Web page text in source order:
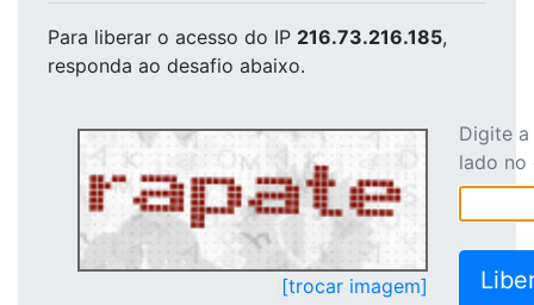
Para liberar o acesso do IP 216.73.216.185,
responda ao desafio abaixo.
[trocar imagem]
Digite
lado no